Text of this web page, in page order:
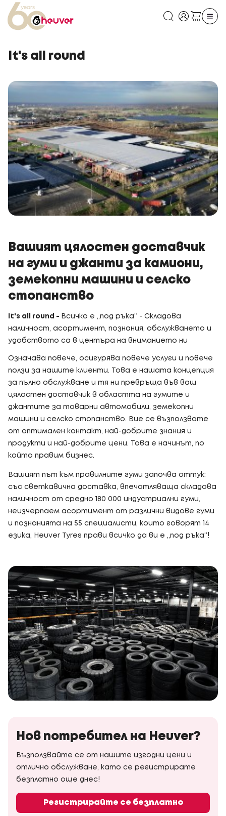
It's all round
Вашият цялостен доставчик
на гуми и джанти за камиони,
земекопни машини и селско
стопанство
It's all round - Всичко е „под ръка“ - Складова
наличност, асортимент, познания, обслужването и
удобството са в центъра на вниманието ни
Означава повече, осигурява повече услуги и повече
ползи за нашите клиенти. Това е нашата концепция
за пълно обслужване и тя ни превръща във ваш
цялостен доставчик в областта на гумите и
джантите за товарни автомобили, земекопни
машини и селско стопанство. Вие се възползвате
от оптимален контакт, най-добрите знания и
продукти и най-добрите цени. Това е начинът, по
който правим бизнес.
Вашият път към правилните гуми започва оттук:
със светкавична доставка, впечатляваща складова
наличност от средно 180 000 индустриални гуми,
неизчерпаем асортимент от различни видове гуми
и познанията на 55 специалисти, които говорят 14
езика, Heuver Tyres прави всичко да ви е „под ръка“!
Нов потребител на Heuver?
Възползвайте се от нашите изгодни цени и
отлично обслужване, като се регистрирате
безплатно още днес!
Регистрирайте се безплатно